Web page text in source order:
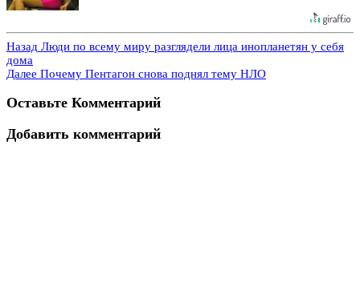
Назад Люди по всему миру разглядели лица инопланетян у себя
дома
Далее Почему Пентагон снова поднял тему НЛО
Оставьте Комментарий
Добавить комментарий